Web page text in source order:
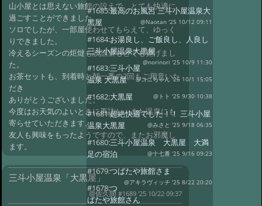
山小屋とは思えない旅館の設えで、とても快適に
過ごすことができました。
ソロでしたが、一部屋使わせてもらえて、ゆっく
りできました。
冷えるシーズンの炬燵も談話室もとても寛げまし
た。
お茶セットも、到着時と朝一番の2回もご用意いた
だき
ありがとうございました。
今度はお天気のよいときに再訪し、また温泉にも
寄らせていただきます。
友人も興味をもったようですので、またお邪魔し
ます。
三斗小屋温泉「大黒屋」
@佐久間 #1689 '25 10/22 09:37
#1685:最高のお風呂 三斗小屋温泉大
黒屋
@Naotan '25 10/12 09:11
#1684:お湯良し、ご飯良し、人良し
三斗小屋温泉大黒屋
@norinori '25 10/9 11:30
#1683:三斗小屋
温泉 大黒屋
@コニちゃん '25 10/1 15:05
#1682:大黒屋 @トト '25 9/30 10:38
#1681:超絶快適でした！！ 三斗小屋
温泉大黒屋
@みさと '25 9/18 06:35
#1680:三斗小屋温泉 大黒屋 大満
足の宿泊
@十七番 '25 9/16 09:23
#1679:つばたや旅館さま
@アキラヴィッチ '25 8/22 20:20
#1678:つ
ばたや旅館さん